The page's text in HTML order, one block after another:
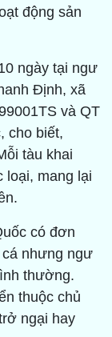
động sản
ngày tại ngư
Định, xã
và QT
cho biết,
tàu khai
loại, mang lại
có đơn
nhưng ngư
thường.
thuộc chủ
ngại hay